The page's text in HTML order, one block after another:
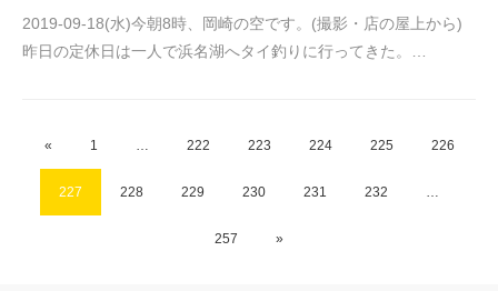
2019-09-18(水)今朝8時、岡崎の空です。(撮影・店の屋上から)
昨日の定休日は一人で浜名湖へタイ釣りに行ってきた。…
« 1 222 223 224 225 226
227 228 229 230 231 232
257 »